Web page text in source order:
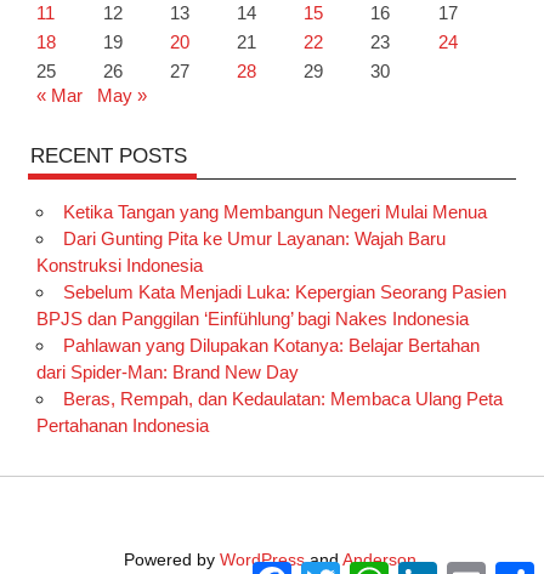
11
12 13 14 15 16
17
18
19 20 21 22 23
24
25
26 27 28 29
30
« Mar
May »
RECENT POSTS
Ketika Tangan yang Membangun Negeri Mulai Menua
Dari Gunting Pita ke Umur Layanan: Wajah Baru
Konstruksi Indonesia
Sebelum Kata Menjadi Luka: Kepergian Seorang Pasien
BPJS dan Panggilan ‘Einfühlung’ bagi Nakes Indonesia
Pahlawan yang Dilupakan Kotanya: Belajar Bertahan
dari Spider-Man: Brand New Day
Beras, Rempah, dan Kedaulatan: Membaca Ulang Peta
Pertahanan Indonesia
Powered by WordPressandAnderson.